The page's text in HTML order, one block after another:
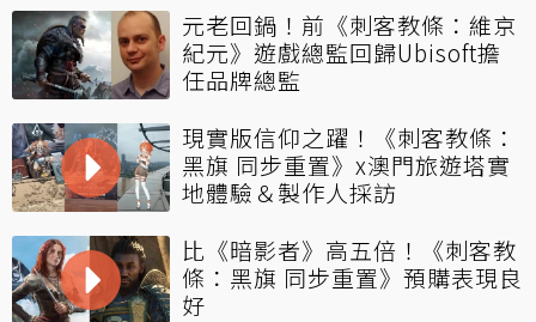
元老回鍋！前《刺客教條：維京
紀元》遊戲總監回歸Ubisoft擔
任品牌總監
現實版信仰之躍！《刺客教條：
黑旗 同步重置》x澳門旅遊塔實
地體驗＆製作人採訪
比《暗影者》高五倍！《刺客教
條：黑旗 同步重置》預購表現良
好